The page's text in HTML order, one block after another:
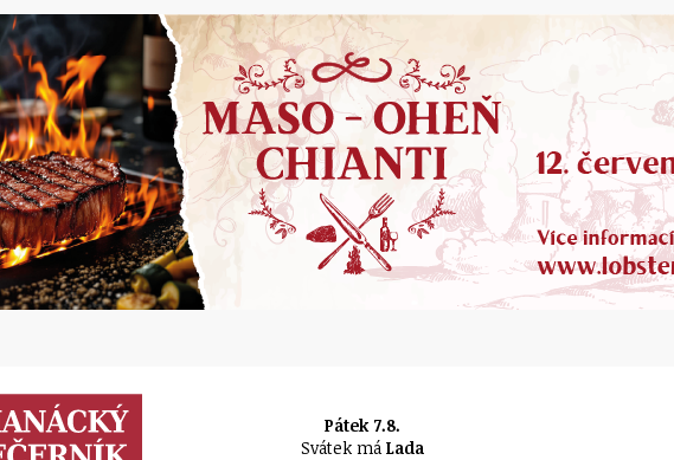
Pátek 7.8.
Svátek má Lada